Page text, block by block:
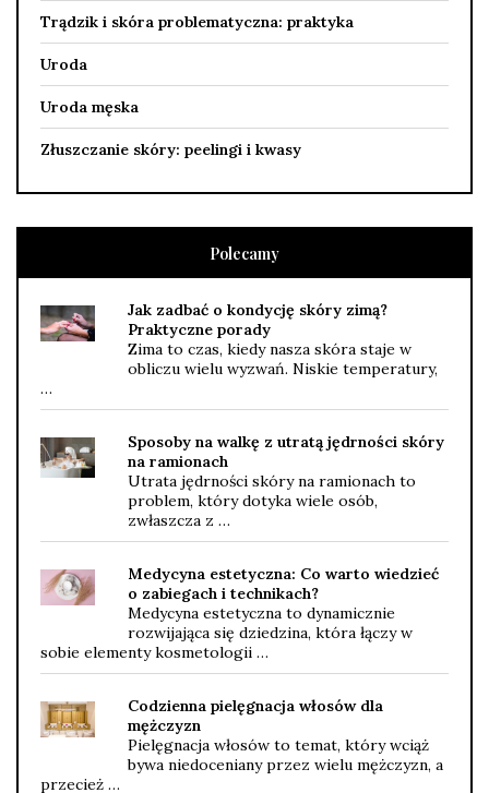
Trądzik i skóra problematyczna: praktyka
Uroda
Uroda męska
Złuszczanie skóry: peelingi i kwasy
Polecamy
Jak zadbać o kondycję skóry zimą?
Praktyczne porady
Zima to czas, kiedy nasza skóra staje w
obliczu wielu wyzwań. Niskie temperatury,
…
Sposoby na walkę z utratą jędrności skóry
na ramionach
Utrata jędrności skóry na ramionach to
problem, który dotyka wiele osób,
zwłaszcza z …
Medycyna estetyczna: Co warto wiedzieć
o zabiegach i technikach?
Medycyna estetyczna to dynamicznie
rozwijająca się dziedzina, która łączy w
sobie elementy kosmetologii …
Codzienna pielęgnacja włosów dla
mężczyzn
Pielęgnacja włosów to temat, który wciąż
bywa niedoceniany przez wielu mężczyzn, a
przecież …